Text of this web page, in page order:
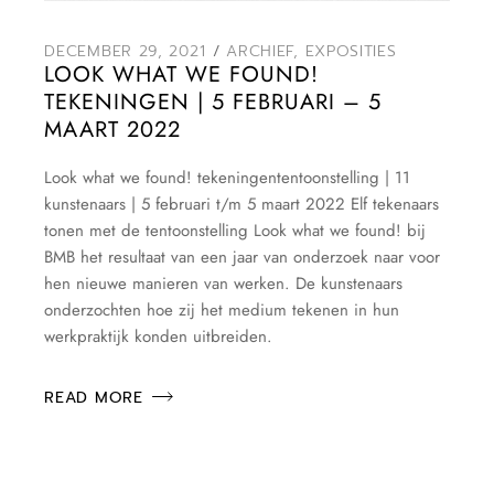
DECEMBER 29, 2021 ARCHIEF, EXPOSITIES
LOOK WHAT WE FOUND!
TEKENINGEN | 5 FEBRUARI – 5
MAART 2022
Look what we found! tekeningententoonstelling | 11
kunstenaars | 5 februari t/m 5 maart 2022 Elf tekenaars
tonen met de tentoonstelling Look what we found! bij
BMB het resultaat van een jaar van onderzoek naar voor
hen nieuwe manieren van werken. De kunstenaars
onderzochten hoe zij het medium tekenen in hun
werkpraktijk konden uitbreiden.
READ MORE